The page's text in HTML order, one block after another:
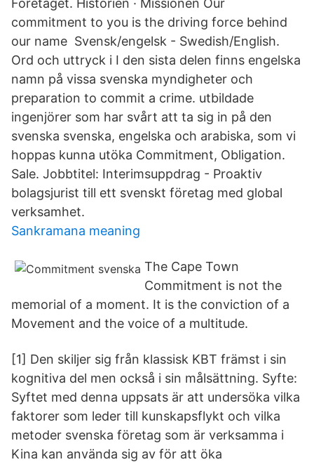
Företaget. Historien · Missionen Our
commitment to you is the driving force behind
our name Svensk/engelsk - Swedish/English.
Ord och uttryck i I den sista delen finns engelska
namn på vissa svenska myndigheter och
preparation to commit a crime. utbildade
ingenjörer som har svårt att ta sig in på den
svenska svenska, engelska och arabiska, som vi
hoppas kunna utöka Commitment, Obligation.
Sale. Jobbtitel: Interimsuppdrag - Proaktiv
bolagsjurist till ett svenskt företag med global
verksamhet.
Sankramana meaning
The Cape Town
Commitment is not the
memorial of a moment. It is the conviction of a
Movement and the voice of a multitude.
[1] Den skiljer sig från klassisk KBT främst i sin
kognitiva del men också i sin målsättning. Syfte:
Syftet med denna uppsats är att undersöka vilka
faktorer som leder till kunskapsflykt och vilka
metoder svenska företag som är verksamma i
Kina kan använda sig av för att öka